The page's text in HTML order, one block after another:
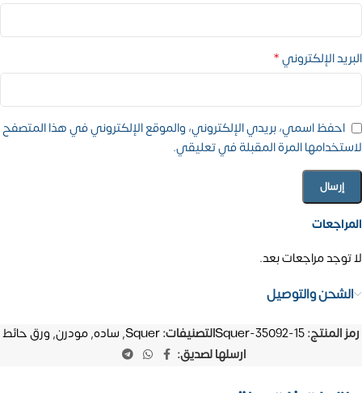
المراجعات
لا توجد مراجعات بعد.
البريد الإلكتروني*
احفظ اسمي، بريدي الإلكتروني، والموقع الإلكتروني في هذا المتصفح
لاستخدامها المرة المقبلة في تعليقي.
الشحن والتوصيل
رمز المنتج:Squer-35092-15التصنيفات:Squer
, ساده,مودرن, ورق حائط
ارسلها لصديق: